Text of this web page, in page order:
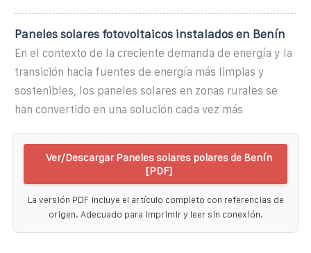
Paneles solares fotovoltaicos instalados en Benín
En el contexto de la creciente demanda de energía y la
transición hacia fuentes de energía más limpias y
sostenibles, los paneles solares en zonas rurales se
han convertido en una solución cada vez más
Ver/Descargar Paneles solares polares de Benín
[PDF]
La versión PDF incluye el artículo completo con referencias de
origen. Adecuado para imprimir y leer sin conexión.